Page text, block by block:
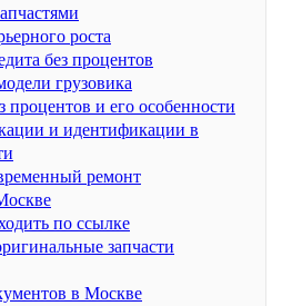
роста
без процентов
грузовика
процентов и его особенности
и идентификации в
ремонт
по ссылке
запчасти
в Москве